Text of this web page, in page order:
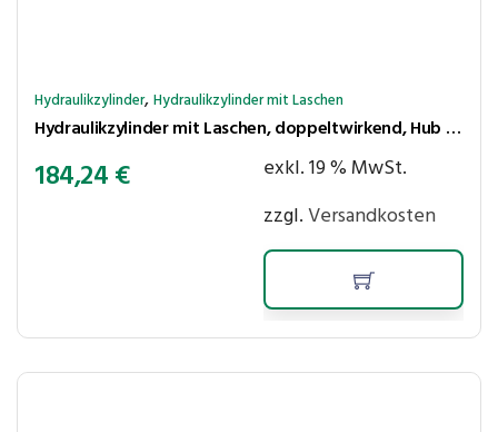
Hydraulikzylinder,Hydraulikzylinder mit Laschen
Hydraulikzylinder mit Laschen, doppeltwirkend, Hub 250 mm, Kolben ⌀50 mm, Stange ⌀30 mm
184,24€
exkl. 19 % MwSt.
zzgl.Versandkosten